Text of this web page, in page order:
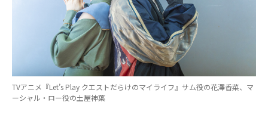
TVアニメ『Let’s Play クエストだらけのマイライフ』サム役の花澤香菜、マ
ーシャル・ロー役の土屋神葉